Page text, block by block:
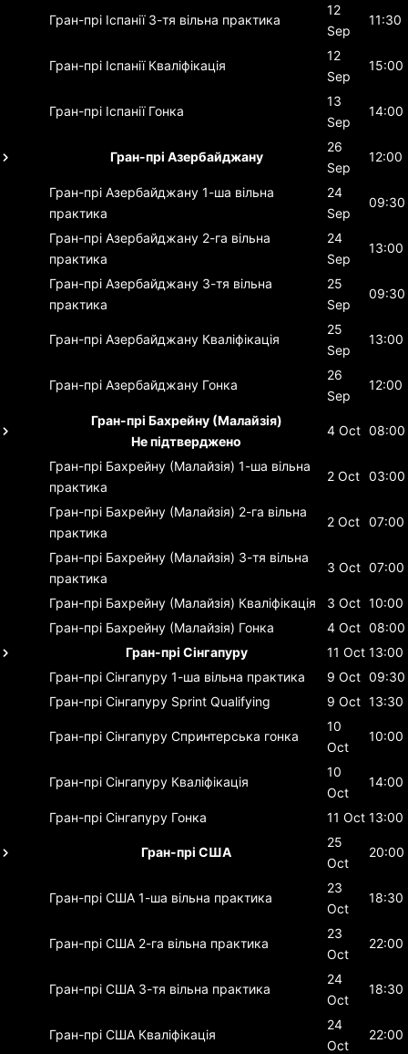
Гран-прі Іспанії 3-тя вільна практика
12
Sep
11:30
Гран-прі Іспанії Кваліфікація
12
Sep
15:00
Гран-прі Іспанії Гонка
13
Sep
14:00
Гран-прі Азербайджану
26
Sep
12:00
Гран-прі Азербайджану 1-ша вільна
практика
24
Sep
09:30
Гран-прі Азербайджану 2-га вільна
практика
24
Sep
13:00
Гран-прі Азербайджану 3-тя вільна
практика
25
Sep
09:30
Гран-прі Азербайджану Кваліфікація
25
Sep
13:00
Гран-прі Азербайджану Гонка
26
Sep
12:00
Гран-прі Бахрейну (Малайзія)
Не підтверджено
4 Oct 08:00
Гран-прі Бахрейну (Малайзія) 1-ша вільна
практика
2 Oct 03:00
Гран-прі Бахрейну (Малайзія) 2-га вільна
практика
2 Oct 07:00
Гран-прі Бахрейну (Малайзія) 3-тя вільна
практика
3 Oct 07:00
Гран-прі Бахрейну (Малайзія) Кваліфікація 3 Oct 10:00
Гран-прі Бахрейну (Малайзія) Гонка 4 Oct 08:00
Гран-прі Сінгапуру
11 Oct 13:00
Гран-прі Сінгапуру 1-ша вільна практика 9 Oct 09:30
Гран-прі Сінгапуру Sprint Qualifying 9 Oct 13:30
Гран-прі Сінгапуру Спринтерська гонка
10
Oct
10:00
Гран-прі Сінгапуру Кваліфікація
10
Oct
14:00
Гран-прі Сінгапуру Гонка 11 Oct 13:00
Гран-прі США
25
Oct
20:00
Гран-прі США 1-ша вільна практика
23
Oct
18:30
Гран-прі США 2-га вільна практика
23
Oct
22:00
Гран-прі США 3-тя вільна практика
24
Oct
18:30
Гран-прі США Кваліфікація
24
Oct
22:00